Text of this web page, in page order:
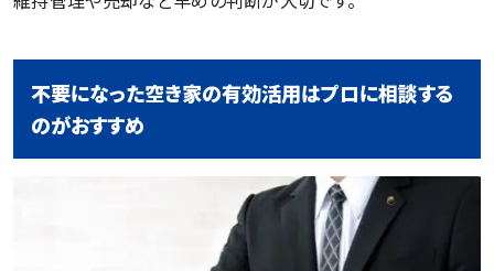
不要になった空き家の有効活用はプロに相談する
のがおすすめ